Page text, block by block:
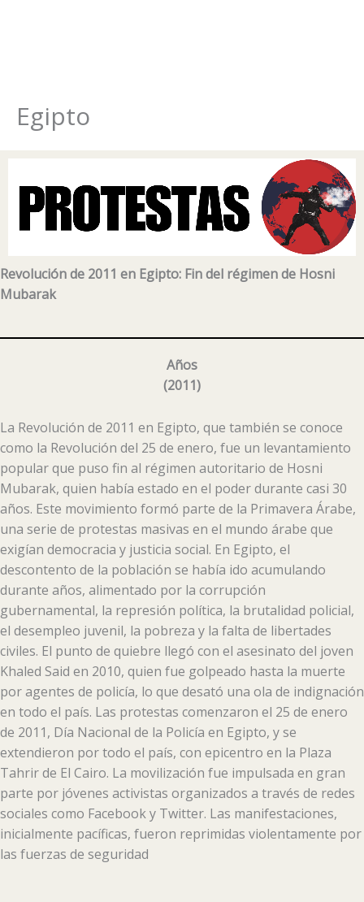
Egipto
Revolución de 2011 en Egipto: Fin del régimen de Hosni
Mubarak
Años
(2011)
La Revolución de 2011 en Egipto, que también se conoce
como la Revolución del 25 de enero, fue un levantamiento
popular que puso fin al régimen autoritario de Hosni
Mubarak, quien había estado en el poder durante casi 30
años. Este movimiento formó parte de la Primavera Árabe,
una serie de protestas masivas en el mundo árabe que
exigían democracia y justicia social. En Egipto, el
descontento de la población se había ido acumulando
durante años, alimentado por la corrupción
gubernamental, la represión política, la brutalidad policial,
el desempleo juvenil, la pobreza y la falta de libertades
civiles. El punto de quiebre llegó con el asesinato del joven
Khaled Said en 2010, quien fue golpeado hasta la muerte
por agentes de policía, lo que desató una ola de indignación
en todo el país. Las protestas comenzaron el 25 de enero
de 2011, Día Nacional de la Policía en Egipto, y se
extendieron por todo el país, con epicentro en la Plaza
Tahrir de El Cairo. La movilización fue impulsada en gran
parte por jóvenes activistas organizados a través de redes
sociales como Facebook y Twitter. Las manifestaciones,
inicialmente pacíficas, fueron reprimidas violentamente por
las fuerzas de seguridad